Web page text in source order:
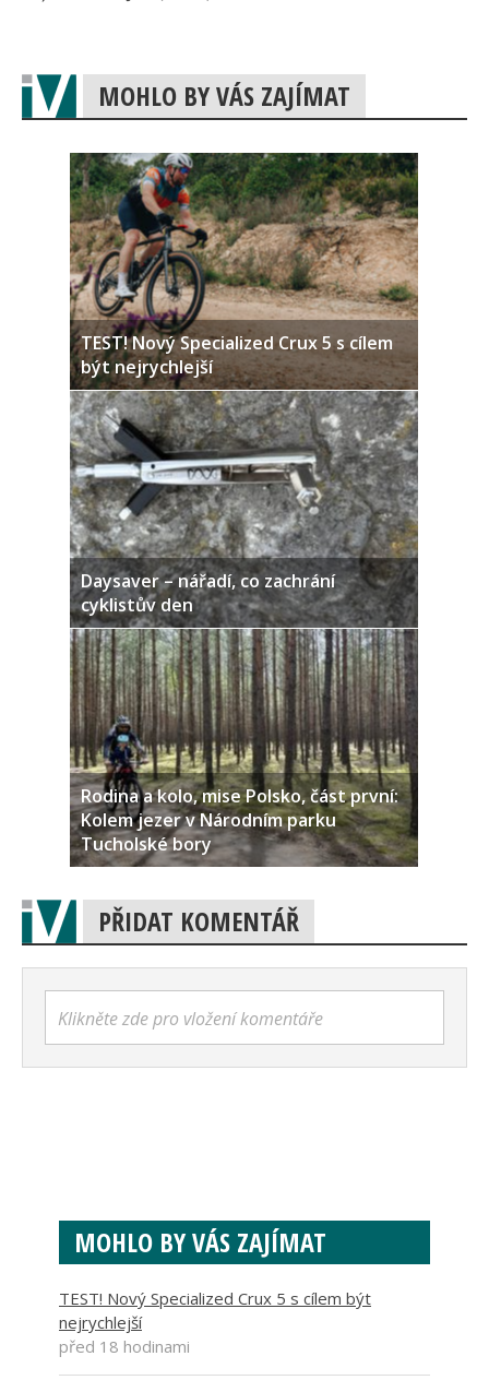
MOHLO BY VÁS ZAJÍMAT
TEST! Nový Specialized Crux 5 s cílem
být nejrychlejší
Daysaver – nářadí, co zachrání
cyklistův den
Rodina a kolo, mise Polsko, část první:
Kolem jezer v Národním parku
Tucholské bory
PŘIDAT KOMENTÁŘ
Klikněte zde pro vložení komentáře
MOHLO BY VÁS ZAJÍMAT
TEST! Nový Specialized Crux 5 s cílem být
nejrychlejší
před 18 hodinami